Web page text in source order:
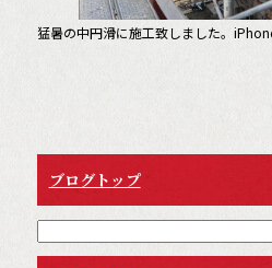
猛暑の中円滑に施工致しました。
ブログトップ